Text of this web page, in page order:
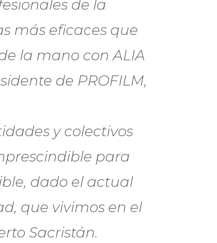
de la
más eficaces que
la mano con ALIA
de PROFILM,
y colectivos
para
dado el actual
que vivimos en el
Sacristán.